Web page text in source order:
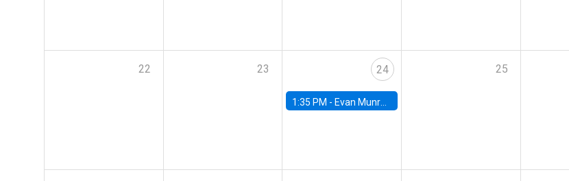
22 23 24
1:35 PM - Evan Munro, Neyman Visiting Assistant Professor in the Department of Statistics at UC Berkeley
25